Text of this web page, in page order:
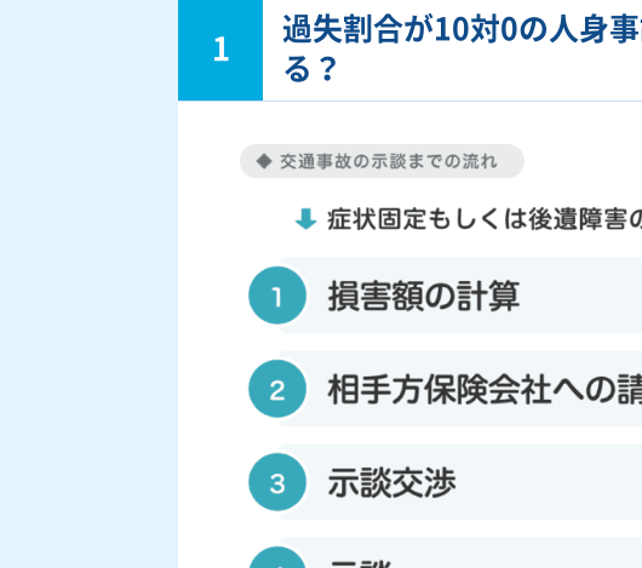
1
過失割合が10対0の人身
る？